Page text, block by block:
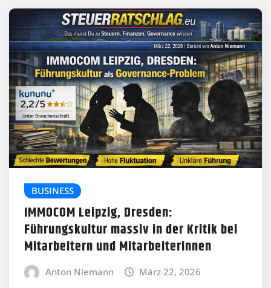
BUSINESS
IMMOCOM Leipzig, Dresden:
Führungskultur massiv in der Kritik bei
Mitarbeitern und Mitarbeiterinnen
Anton Niemann März 22, 2026